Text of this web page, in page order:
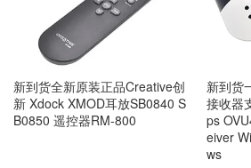
新到货全新原装正品Creative创
新 Xdock XMOD耳放SB0840 S
B0850 遥控器RM-800
新到货
接收器
ps
eiver
ws